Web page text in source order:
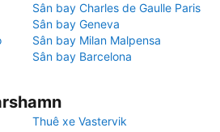
Sân bay Charles de Gaulle Paris
Sân bay Geneva
Sân bay Milan Malpensa
Sân bay Barcelona
Thuê xe Vastervik